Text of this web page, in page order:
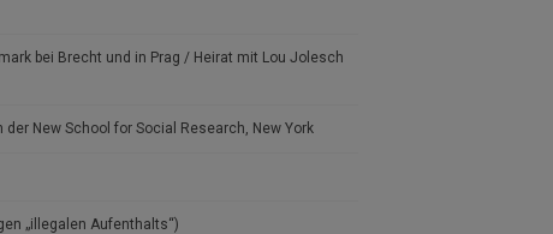
bei Brecht und in Prag / Heirat mit Lou Jolesch
New School for Social Research, New York
„illegalen Aufenthalts“)